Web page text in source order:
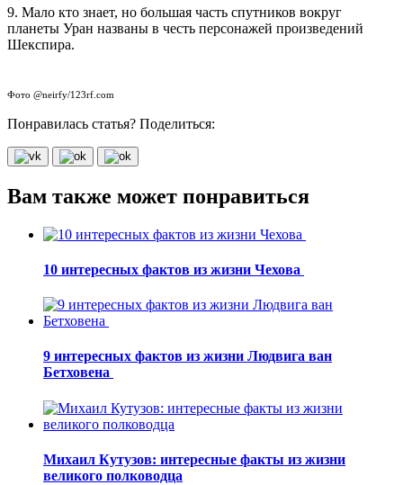
9. Мало кто знает, но большая часть спутников вокруг
планеты Уран названы в честь персонажей произведений
Шекспира.
Фото @neirfy/123rf.com
Понравилась статья? Поделиться:
Вам также может понравиться
10 интересных фактов из жизни Чехова
9 интересных фактов из жизни Людвига ван
Бетховена
Михаил Кутузов: интересные факты из жизни
великого полководца